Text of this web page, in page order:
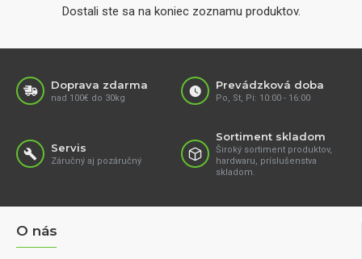
Dostali ste sa na koniec zoznamu produktov.
Doprava zdarma
nad 100€ do 30kg
Prevádzková doba
Po, St, Pi: 10:00 - 16:00
Servis
Záručný aj pozáručný
Sortiment skladom
Široký sortiment produktov,
hardwaru, príslušenstva
skladom.
O nás